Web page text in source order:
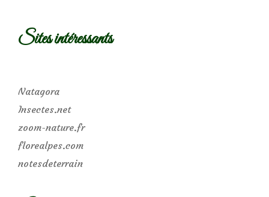
Sites intéressants
Natagora
Insectes.net
zoom-nature.fr
florealpes.com
notesdeterrain